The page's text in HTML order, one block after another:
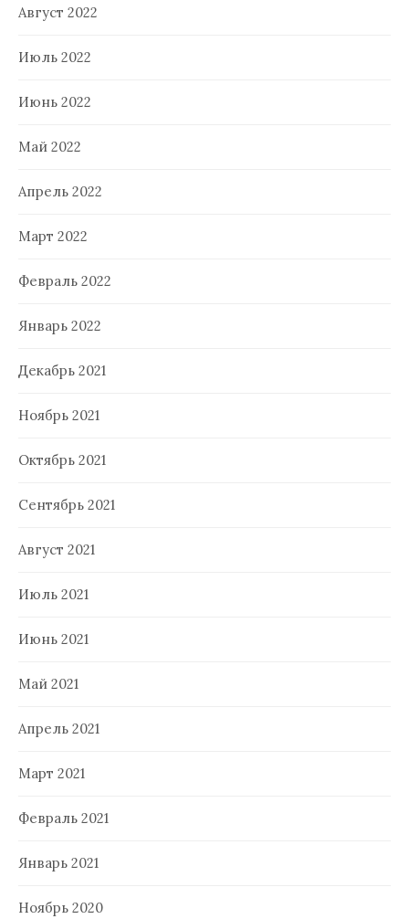
Август 2022
Июль 2022
Июнь 2022
Май 2022
Апрель 2022
Март 2022
Февраль 2022
Январь 2022
Декабрь 2021
Ноябрь 2021
Октябрь 2021
Сентябрь 2021
Август 2021
Июль 2021
Июнь 2021
Май 2021
Апрель 2021
Март 2021
Февраль 2021
Январь 2021
Ноябрь 2020